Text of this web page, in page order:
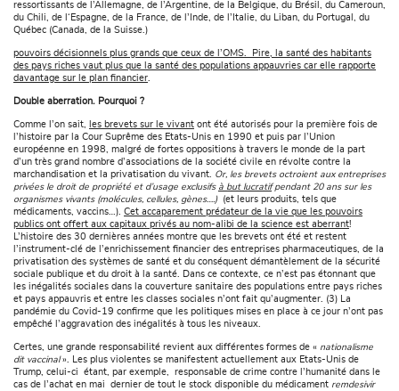
ressortissants de l’Allemagne, de l’Argentine, de la Belgique, du Brésil, du Cameroun,
du Chili, de l‘Espagne, de la France, de l’Inde, de l’Italie, du Liban, du Portugal, du
Québec (Canada, de la Suisse.)
pouvoirs décisionnels plus grands que ceux de l’OMS. Pire, la santé des habitants
des pays riches vaut plus que la santé des populations appauvries car elle rapporte
davantage sur le plan financier.
Double aberration. Pourquoi ?
Comme l’on sait, les brevets sur le vivant ont été autorisés pour la première fois de
l’histoire par la Cour Suprême des Etats-Unis en 1990 et puis par l’Union
européenne en 1998, malgré de fortes oppositions à travers le monde de la part
d’un très grand nombre d’associations de la société civile en révolte contre la
marchandisation et la privatisation du vivant. Or, les brevets octroient aux entreprises
privées le droit de propriété et d’usage exclusifs à but lucratifpendant 20 ans sur les
organismes vivants (molécules, cellules, gènes….) (et leurs produits, tels que
médicaments, vaccins…). Cet accaparement prédateur de la vie que les pouvoirs
publics ont offert aux capitaux privés au nom-alibi de la science est aberrant!
L’histoire des 30 dernières années montre que les brevets ont été et restent
l’instrument-clé de l’enrichissement financier des entreprises pharmaceutiques, de la
privatisation des systèmes de santé et du conséquent démantèlement de la sécurité
sociale publique et du droit à la santé. Dans ce contexte, ce n’est pas étonnant que
les inégalités sociales dans la couverture sanitaire des populations entre pays riches
et pays appauvris et entre les classes sociales n’ont fait qu’augmenter. (3) La
pandémie du Covid-19 confirme que les politiques mises en place à ce jour n’ont pas
empêché l’aggravation des inégalités à tous les niveaux.
Certes, une grande responsabilité revient aux différentes formes de « nationalisme
dit vaccinal». Les plus violentes se manifestent actuellement aux Etats-Unis de
Trump, celui-ci étant, par exemple, responsable de crime contre l’humanité dans le
cas de l’achat en mai dernier de tout le stock disponible du médicament remdesivir